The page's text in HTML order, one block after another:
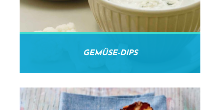
GEMÜSE-DIPS